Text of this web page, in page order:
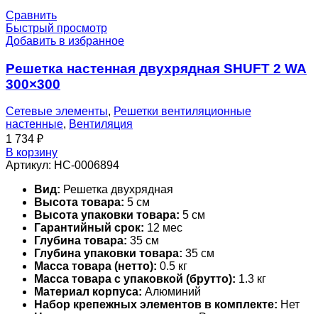
Сравнить
Быстрый просмотр
Добавить в избранное
Решетка настенная двухрядная SHUFT 2 WA
300×300
Сетевые элементы, Решетки вентиляционные
настенные, Вентиляция
1 734 ₽
В корзину
Артикул: НС-0006894
Вид: Решетка двухрядная
Высота товара: 5 см
Высота упаковки товара: 5 см
Гарантийный срок: 12 мес
Глубина товара: 35 см
Глубина упаковки товара: 35 см
Масса товара (нетто): 0.5 кг
Масса товара с упаковкой (брутто): 1.3 кг
Материал корпуса: Алюминий
Набор крепежных элементов в комплекте: Нет